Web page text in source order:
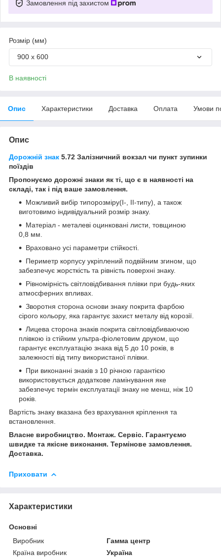
Замовлення під захистом
Розмір (мм)
900 х 600
В наявності
Опис Характеристики Доставка Оплата Умови
Опис
Дорожній знак 5.72 Залізничний вокзал чи пункт зупинки
поїздів
Пропонуємо дорожні знаки як ті, що є в наявності на
складі, так і під ваше замовлення.
Можливий вибір типорозміру(І-, ІІ-типу), а також
виготовимо індивідуальний розмір знаку.
Матеріал - металеві оцинковані листи, товщиною
0,8 мм.
Враховано усі параметри стійкості.
Периметр корпусу укріплений подвійним згином, що
забезпечує жорсткість та рівність поверхні знаку.
Рівномірність світловідбивання плівки при будь-яких
атмосферних впливах.
Зворотня сторона основи знаку покрита фарбою
сірого кольору, яка гарантує захист металу від корозії.
Лицева сторона знаків покрита світловідбиваючою
плівкою із стійким ультра-фіолетовим друком, що
гарантує експлуатацію знака від 5 до 10 років, в
залежності від типу використаної плівки.
При виконанні знаків з 10 річною гарантією
використовується додаткове ламінування яке
забезпечує термін експлуатації знаку не менш, ніж 10
років.
Вартість знаку вказана без врахування кріплення та
встановлення.
Власне виробництво. Монтаж. Сервіс. Гарантуємо
швидке та якісне виконання. Термінове замовлення.
Доставка.
Приховати
Характеристики
Основні
Виробник
Гамма центр
Країна виробник
Україна